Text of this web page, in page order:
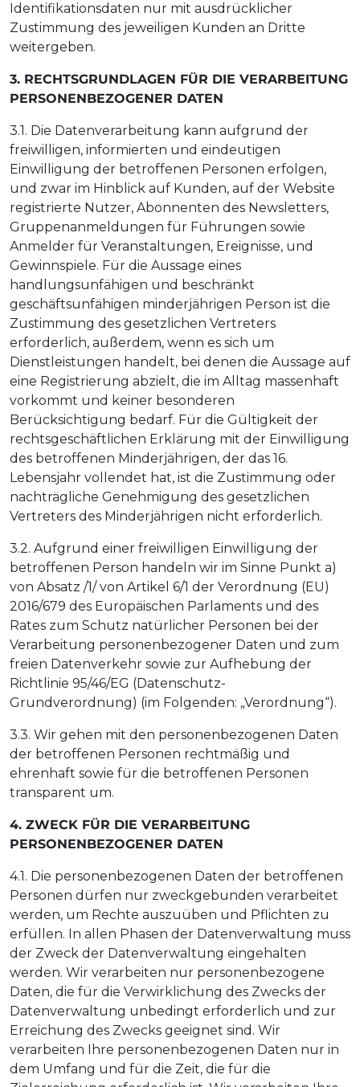
Identifikationsdaten nur mit ausdrücklicher
Zustimmung des jeweiligen Kunden an Dritte
weitergeben.
3. RECHTSGRUNDLAGEN FÜR DIE VERARBEITUNG
PERSONENBEZOGENER DATEN
3.1. Die Datenverarbeitung kann aufgrund der
freiwilligen, informierten und eindeutigen
Einwilligung der betroffenen Personen erfolgen,
und zwar im Hinblick auf Kunden, auf der Website
registrierte Nutzer, Abonnenten des Newsletters,
Gruppenanmeldungen für Führungen sowie
Anmelder für Veranstaltungen, Ereignisse, und
Gewinnspiele. Für die Aussage eines
handlungsunfähigen und beschränkt
geschäftsunfähigen minderjährigen Person ist die
Zustimmung des gesetzlichen Vertreters
erforderlich, außerdem, wenn es sich um
Dienstleistungen handelt, bei denen die Aussage auf
eine Registrierung abzielt, die im Alltag massenhaft
vorkommt und keiner besonderen
Berücksichtigung bedarf. Für die Gültigkeit der
rechtsgeschäftlichen Erklärung mit der Einwilligung
des betroffenen Minderjährigen, der das 16.
Lebensjahr vollendet hat, ist die Zustimmung oder
nachträgliche Genehmigung des gesetzlichen
Vertreters des Minderjährigen nicht erforderlich.
3.2. Aufgrund einer freiwilligen Einwilligung der
betroffenen Person handeln wir im Sinne Punkt a)
von Absatz /1/ von Artikel 6/1 der Verordnung (EU)
2016/679 des Europäischen Parlaments und des
Rates zum Schutz natürlicher Personen bei der
Verarbeitung personenbezogener Daten und zum
freien Datenverkehr sowie zur Aufhebung der
Richtlinie 95/46/EG (Datenschutz-
Grundverordnung) (im Folgenden: „Verordnung“).
3.3. Wir gehen mit den personenbezogenen Daten
der betroffenen Personen rechtmäßig und
ehrenhaft sowie für die betroffenen Personen
transparent um.
4. ZWECK FÜR DIE VERARBEITUNG
PERSONENBEZOGENER DATEN
4.1. Die personenbezogenen Daten der betroffenen
Personen dürfen nur zweckgebunden verarbeitet
werden, um Rechte auszuüben und Pflichten zu
erfüllen. In allen Phasen der Datenverwaltung muss
der Zweck der Datenverwaltung eingehalten
werden. Wir verarbeiten nur personenbezogene
Daten, die für die Verwirklichung des Zwecks der
Datenverwaltung unbedingt erforderlich und zur
Erreichung des Zwecks geeignet sind. Wir
verarbeiten Ihre personenbezogenen Daten nur in
dem Umfang und für die Zeit, die für die